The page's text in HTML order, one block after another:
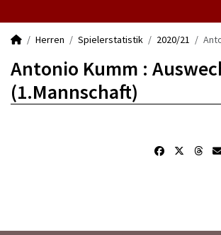
Herren Spielerstatistik 2020/21
Antonio Kumm :
(1.Mannschaft)